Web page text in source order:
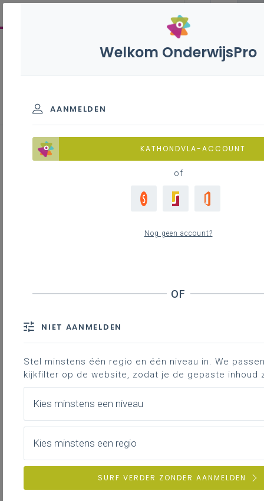
Inhoudstafel
Wanneer moet je een aangifte doen?
Tabblad 276 CJC: juridische constructies
Handtekening
Bijkomende informatie
Contact
rechtspersonenbelasting 2026 heeft
betrekking opkalenderjaar 2025
Dat is ook zo voor de vzw’s waarvan
het boekjaar niet overeenstemt met
het kalenderjaar.
Welkom OnderwijsPro
AANMELDEN
KATHONDVLA-ACCOUNT
of
Nog geen account?
NIET AANMELDEN
Stel minstens één regio en één niveau in. We
kijkfilter op de website, zodat je de gepaste inhoud
Kies minstens een niveau
Kies minstens een regio
SURF VERDER ZONDER AANMELDEN